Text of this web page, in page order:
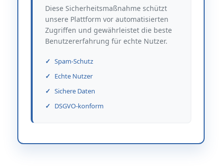
Diese Sicherheitsmaßnahme schützt
unsere Plattform vor automatisierten
Zugriffen und gewährleistet die beste
Benutzererfahrung für echte Nutzer.
Spam-Schutz
Echte Nutzer
Sichere Daten
DSGVO-konform